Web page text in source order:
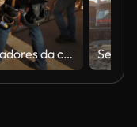
Trabalhadores da construção civil em pé parede